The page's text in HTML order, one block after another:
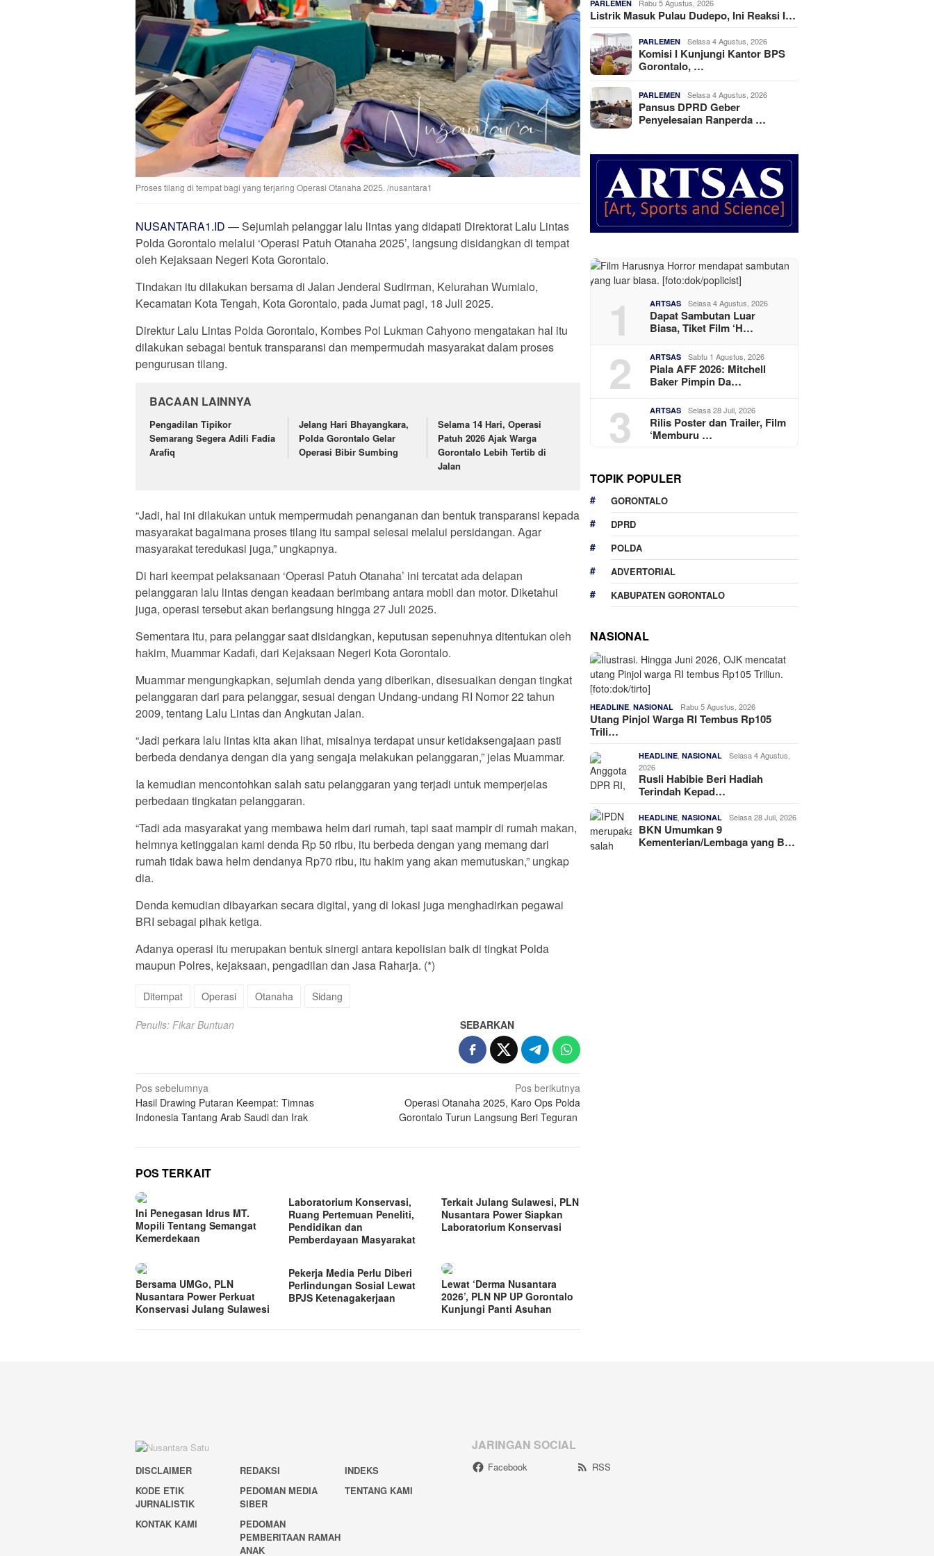
Proses tilang di tempat bagi yang terjaring Operasi Otanaha 2025. /nusantara1
NUSANTARA1.ID — Sejumlah pelanggar lalu lintas yang didapati Direktorat Lalu Lintas
Polda Gorontalo melalui ‘Operasi Patuh Otanaha 2025’, langsung disidangkan di tempat
oleh Kejaksaan Negeri Kota Gorontalo.
Tindakan itu dilakukan bersama di Jalan Jenderal Sudirman, Kelurahan Wumialo,
Kecamatan Kota Tengah, Kota Gorontalo, pada Jumat pagi, 18 Juli 2025.
Direktur Lalu Lintas Polda Gorontalo, Kombes Pol Lukman Cahyono mengatakan hal itu
dilakukan sebagai bentuk transparansi dan mempermudah masyarakat dalam proses
pengurusan tilang.
BACAAN LAINNYA
Pengadilan Tipikor
Semarang Segera Adili Fadia
Arafiq
Jelang Hari Bhayangkara,
Polda Gorontalo Gelar
Operasi Bibir Sumbing
Selama 14 Hari, Operasi
Patuh 2026 Ajak Warga
Gorontalo Lebih Tertib di
Jalan
“Jadi, hal ini dilakukan untuk mempermudah penanganan dan bentuk transparansi kepada
masyarakat bagaimana proses tilang itu sampai selesai melalui persidangan. Agar
masyarakat teredukasi juga,” ungkapnya.
Di hari keempat pelaksanaan ‘Operasi Patuh Otanaha’ ini tercatat ada delapan
pelanggaran lalu lintas dengan keadaan berimbang antara mobil dan motor. Diketahui
juga, operasi tersebut akan berlangsung hingga 27 Juli 2025.
Sementara itu, para pelanggar saat disidangkan, keputusan sepenuhnya ditentukan oleh
hakim, Muammar Kadafi, dari Kejaksaan Negeri Kota Gorontalo.
Muammar mengungkapkan, sejumlah denda yang diberikan, disesuaikan dengan tingkat
pelanggaran dari para pelanggar, sesuai dengan Undang-undang RI Nomor 22 tahun
2009, tentang Lalu Lintas dan Angkutan Jalan.
“Jadi perkara lalu lintas kita akan lihat, misalnya terdapat unsur ketidaksengajaan pasti
berbeda dendanya dengan dia yang sengaja melakukan pelanggaran,” jelas Muammar.
Ia kemudian mencontohkan salah satu pelanggaran yang terjadi untuk memperjelas
perbedaan tingkatan pelanggaran.
“Tadi ada masyarakat yang membawa helm dari rumah, tapi saat mampir di rumah makan,
helmnya ketinggalan kami denda Rp 50 ribu, itu berbeda dengan yang memang dari
rumah tidak bawa helm dendanya Rp70 ribu, itu hakim yang akan memutuskan,” ungkap
dia.
Denda kemudian dibayarkan secara digital, yang di lokasi juga menghadirkan pegawai
BRI sebagai pihak ketiga.
Adanya operasi itu merupakan bentuk sinergi antara kepolisian baik di tingkat Polda
maupun Polres, kejaksaan, pengadilan dan Jasa Raharja. (*)
Ditempat Operasi Otanaha Sidang
Penulis: Fikar Buntuan SEBARKAN
Navigasi
pos
Pos sebelumnya
Hasil Drawing Putaran Keempat: Timnas
Indonesia Tantang Arab Saudi dan Irak
Pos berikutnya
Operasi Otanaha 2025, Karo Ops Polda
Gorontalo Turun Langsung Beri Teguran
POS TERKAIT
Ini Penegasan Idrus MT.
Mopili Tentang Semangat
Kemerdekaan
Laboratorium Konservasi,
Ruang Pertemuan Peneliti,
Pendidikan dan
Pemberdayaan Masyarakat
Terkait Julang Sulawesi, PLN
Nusantara Power Siapkan
Laboratorium Konservasi
Bersama UMGo, PLN
Nusantara Power Perkuat
Konservasi Julang Sulawesi
Pekerja Media Perlu Diberi
Perlindungan Sosial Lewat
BPJS Ketenagakerjaan
Lewat ‘Derma Nusantara
2026’, PLN NP UP Gorontalo
Kunjungi Panti Asuhan
PARLEMEN Rabu 5 Agustus, 2026
Listrik Masuk Pulau Dudepo, Ini Reaksi I…
PARLEMEN Selasa 4 Agustus, 2026
Komisi I Kunjungi Kantor BPS
Gorontalo, …
PARLEMEN Selasa 4 Agustus, 2026
Pansus DPRD Geber
Penyelesaian Ranperda …
1 ARTSAS Selasa 4 Agustus, 2026
Dapat Sambutan Luar
Biasa, Tiket Film ‘H…
2 ARTSAS Sabtu 1 Agustus, 2026
Piala AFF 2026: Mitchell
Baker Pimpin Da…
3 ARTSAS Selasa 28 Juli, 2026
Rilis Poster dan Trailer, Film
‘Memburu …
TOPIK POPULER
GORONTALO
DPRD
POLDA
ADVERTORIAL
KABUPATEN GORONTALO
NASIONAL
HEADLINE ,NASIONAL Rabu 5 Agustus, 2026
Utang Pinjol Warga RI Tembus Rp105
Trili…
HEADLINE ,NASIONAL
Selasa 4 Agustus,
2026
Rusli Habibie Beri Hadiah
Terindah Kepad…
HEADLINE ,NASIONAL Selasa 28 Juli, 2026
BKN Umumkan 9
Kementerian/Lembaga yang B…
DISCLAIMER REDAKSI
INDEKS
KODE ETIK
JURNALISTIK
PEDOMAN MEDIA
SIBER
TENTANG KAMI
KONTAK KAMI
PEDOMAN
PEMBERITAAN RAMAH
ANAK
JARINGAN SOCIAL
Facebook RSS